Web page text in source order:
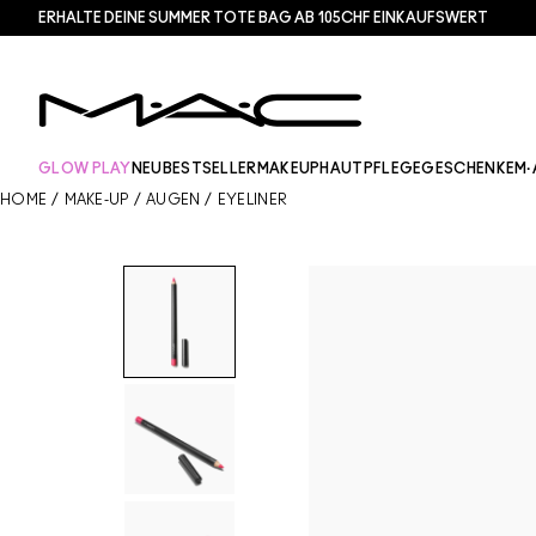
ERHALTE DEINE SUMMER TOTE BAG AB 105CHF EINKAUFSWERT​
GLOW PLAY NEU BESTSELLER MAKEUP HAUTPFLEGEGESCHENKE
HOME / MAKE-UP / AUGEN / EYELINER